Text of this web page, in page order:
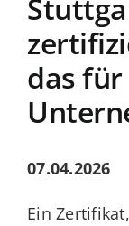
Blog
Kontakt
das für
07.04.2026
Ein